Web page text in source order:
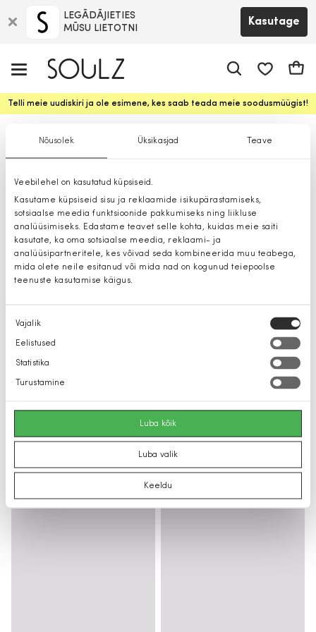
Nõusolek Üksikasjad Teave
Veebilehel on kasutatud küpsiseid.
Kasutame küpsiseid sisu ja reklaamide isikupärastamiseks,
sotsiaalse meedia funktsioonide pakkumiseks ning liikluse
analüüsimiseks. Edastame teavet selle kohta, kuidas meie saiti
kasutate, ka oma sotsiaalse meedia, reklaami- ja
analüüsipartneritele, kes võivad seda kombineerida muu teabega,
mida olete neile esitanud või mida nad on kogunud teiepoolse
teenuste kasutamise käigus.
Nõusoleku
valik
Vajalik
Eelistused
Statistika
Turustamine
Luba kõik
Luba valik
Keeldu
LEGĀDĀJIETIES
MŪSU LIETOTNI
Kasutage
Telli meie uudiskiri ja ole esimene, kes saab teada meie soodusmüügist!
Džemprid